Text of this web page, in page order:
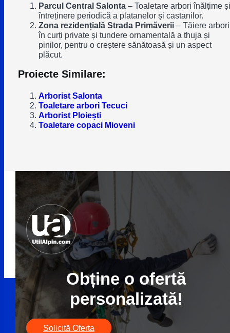
Parcul Central Salonta– Toaletare arbori înălțime și
întreținere periodică a platanelor și castanilor.
Zona rezidențială Strada Primăverii– Tăiere arbori
în curți private și tundere ornamentală a thuja și
pinilor, pentru o creștere sănătoasă și un aspect
plăcut.
Proiecte Similare:
Arborist Salonta
Toaletare arbori Tecuci
Arborist Ploiești
Toaletare copaci Mioveni
Obține o ofertă
personalizată!
Solicită Oferta